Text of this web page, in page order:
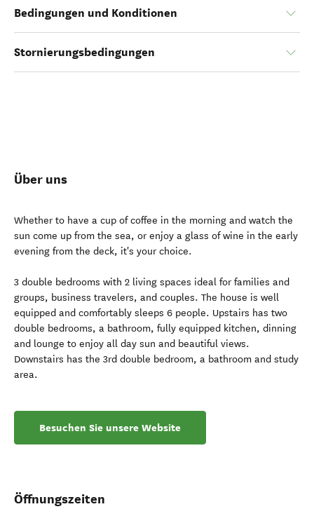
Bedingungen und Konditionen
Stornierungsbedingungen
Über uns
Whether to have a cup of coffee in the morning and watch the
sun come up from the sea, or enjoy a glass of wine in the early
evening from the deck, it's your choice.
3 double bedrooms with 2 living spaces ideal for families and
groups, business travelers, and couples. The house is well
equipped and comfortably sleeps 6 people. Upstairs has two
double bedrooms, a bathroom, fully equipped kitchen, dinning
and lounge to enjoy all day sun and beautiful views.
Downstairs has the 3rd double bedroom, a bathroom and study
area.
Besuchen Sie unsere Website
Öffnungszeiten